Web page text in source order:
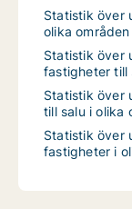
Statistik över
olika
Statistik över
fastigheter till
Statistik över
till salu i olika
Statistik över
fastigheter i